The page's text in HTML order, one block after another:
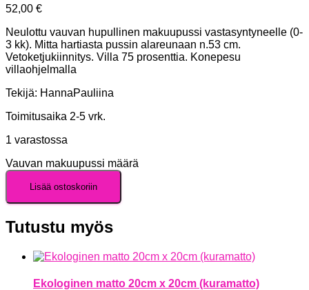
52,00 €
Neulottu vauvan hupullinen makuupussi vastasyntyneelle (0-
3 kk). Mitta hartiasta pussin alareunaan n.53 cm.
Vetoketjukiinnitys. Villa 75 prosenttia. Konepesu
villaohjelmalla
Tekijä: HannaPauliina
Toimitusaika 2-5 vrk.
1 varastossa
Vauvan makuupussi määrä
Lisää ostoskoriin
Tutustu myös
Ekologinen matto 20cm x 20cm (kuramatto)